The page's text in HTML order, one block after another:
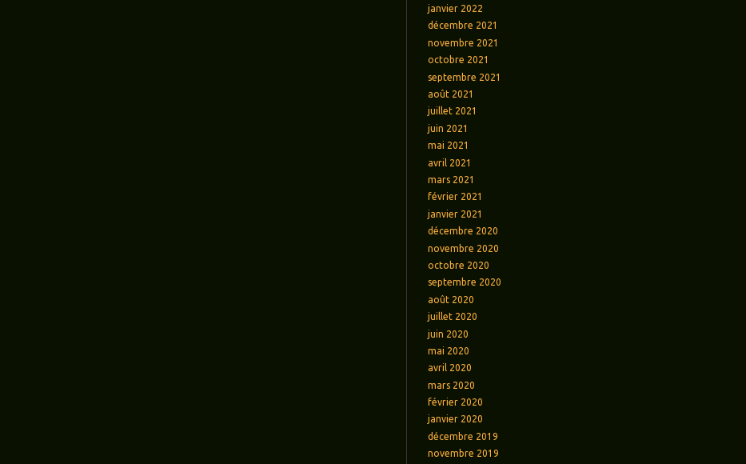
janvier 2022
décembre 2021
novembre 2021
octobre 2021
septembre 2021
août 2021
juillet 2021
juin 2021
mai 2021
avril 2021
mars 2021
février 2021
janvier 2021
décembre 2020
novembre 2020
octobre 2020
septembre 2020
août 2020
juillet 2020
juin 2020
mai 2020
avril 2020
mars 2020
février 2020
janvier 2020
décembre 2019
novembre 2019